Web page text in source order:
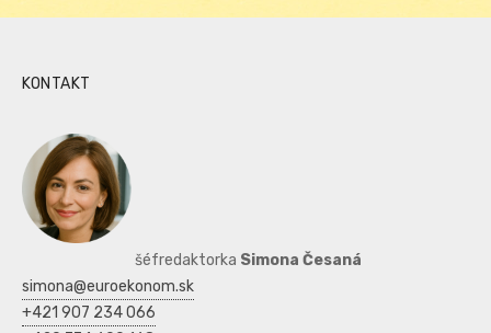
KONTAKT
šéfredaktorka Simona Česaná
simona@euroekonom.sk
+421 907 234 066